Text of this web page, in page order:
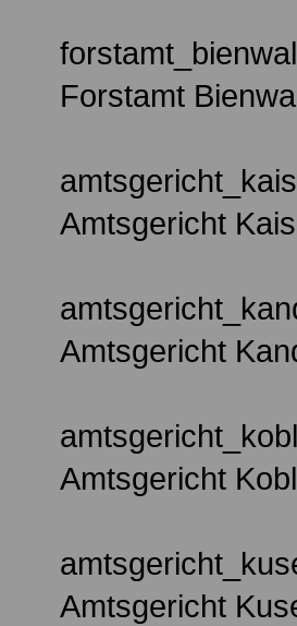
Forstamt
Amtsgericht
Amtsgericht
Amtsgericht
Amtsgericht